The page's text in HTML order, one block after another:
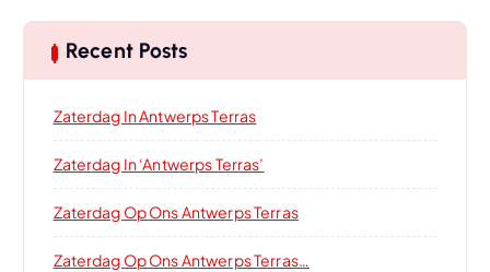
Recent Posts
Zaterdag In Antwerps Terras
Zaterdag In ‘Antwerps Terras’
Zaterdag Op Ons Antwerps Terras
Zaterdag Op Ons Antwerps Terras…